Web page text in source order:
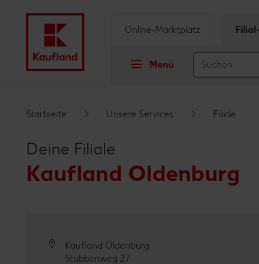
Footer
Menü
Online-Marktplatz
Startseite Unsere Services Filiale
Deine Filiale
Kaufland Oldenburg
Kaufland Oldenburg
Stubbenweg 27